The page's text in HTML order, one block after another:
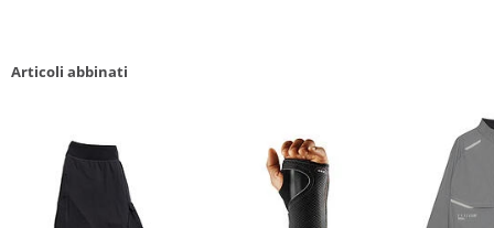
Articoli abbinati